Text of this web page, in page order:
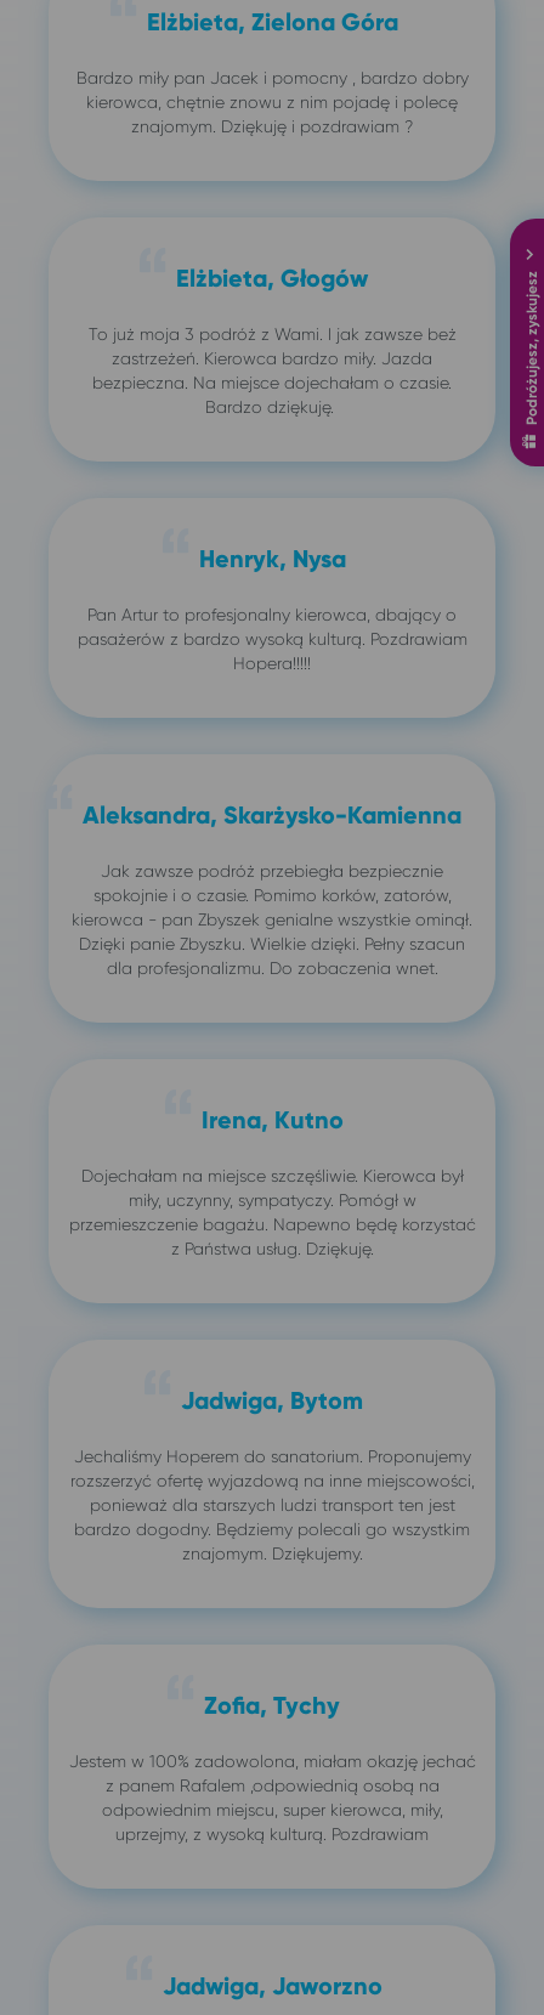
Podróżujesz, zyskujesz
Elżbieta, Zielona Góra
Bardzo miły pan Jacek i pomocny , bardzo dobry
kierowca, chętnie znowu z nim pojadę i polecę
znajomym. Dziękuję i pozdrawiam ?
Elżbieta, Głogów
To już moja 3 podróż z Wami. I jak zawsze beż
zastrzeżeń. Kierowca bardzo miły. Jazda
bezpieczna. Na miejsce dojechałam o czasie.
Bardzo dziękuję.
Henryk, Nysa
Pan Artur to profesjonalny kierowca, dbający o
pasażerów z bardzo wysoką kulturą. Pozdrawiam
Hopera!!!!!
Aleksandra, Skarżysko-Kamienna
Jak zawsze podróż przebiegła bezpiecznie
spokojnie i o czasie. Pomimo korków, zatorów,
kierowca - pan Zbyszek genialne wszystkie ominął.
Dzięki panie Zbyszku. Wielkie dzięki. Pełny szacun
dla profesjonalizmu. Do zobaczenia wnet.
Irena, Kutno
Dojechałam na miejsce szczęśliwie. Kierowca był
miły, uczynny, sympatyczy. Pomógł w
przemieszczenie bagażu. Napewno będę korzystać
z Państwa usług. Dziękuję.
Jadwiga, Bytom
Jechaliśmy Hoperem do sanatorium. Proponujemy
rozszerzyć ofertę wyjazdową na inne miejscowości,
ponieważ dla starszych ludzi transport ten jest
bardzo dogodny. Będziemy polecali go wszystkim
znajomym. Dziękujemy.
Zofia, Tychy
Jestem w 100% zadowolona, miałam okazję jechać
z panem Rafalem ,odpowiednią osobą na
odpowiednim miejscu, super kierowca, miły,
uprzejmy, z wysoką kulturą. Pozdrawiam
Jadwiga, Jaworzno